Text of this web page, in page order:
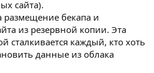
сайта).
бекапа и
из резервной копии. Эта
сталкивается каждый, кто хоть
данные из облака